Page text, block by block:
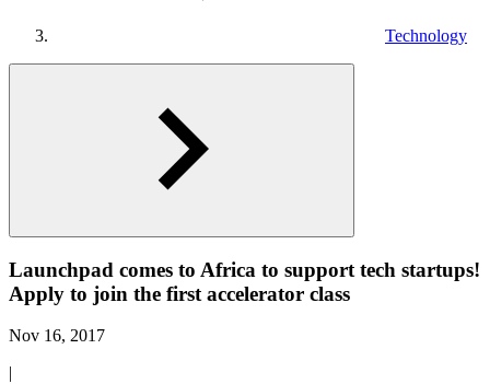
Technology
Launchpad comes to Africa to support tech startups!
Apply to join the first accelerator class
Nov 16, 2017
|